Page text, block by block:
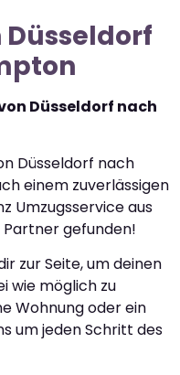
Düsseldorf nach
Düsseldorf nach
einem zuverlässigen
Umzugsservice aus
Partner gefunden!
zur Seite, um deinen
wie möglich zu
Wohnung oder ein
um jeden Schritt des